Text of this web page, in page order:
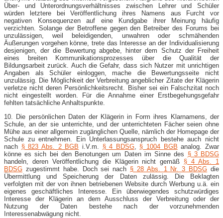
Über- und Unterordnungsverhältnisses zwischen Lehrer und Schüler
würden letztere bei Veröffentlichung ihres Namens aus Furcht vor
negativen Konsequenzen auf eine Kundgabe ihrer Meinung häufig
verzichten. Solange der Betroffene gegen den Betreiber des Forums bei
unzulässigen, weil beleidigenden, unwahren oder schmähenden
Äußerungen vorgehen könne, trete das Interesse an der Individualisierung
desjenigen, der die Bewertung abgebe, hinter dem Schutz der Freiheit
eines breiten Kommunikationsprozesses über die Qualität der
Bildungsarbeit zurück. Auch die Gefahr, dass sich Nutzer mit unrichtigen
Angaben als Schüler einloggen, mache die Bewertungsseite nicht
unzulässig. Die Möglichkeit der Verbreitung angeblicher Zitate der Klägerin
verletze nicht deren Persönlichkeitsrecht. Bisher sei ein Falschzitat noch
nicht eingestellt worden. Für die Annahme einer Erstbegehungsgefahr
fehlten tatsächliche Anhaltspunkte.
10. Die persönlichen Daten der Klägerin in Form ihres Klarnamens, der
Schule, an der sie unterrichte, und der unterrichteten Fächer seien ohne
Mühe aus einer allgemein zugänglichen Quelle, nämlich der Homepage der
Schule zu entnehmen. Ein Unterlassungsanspruch bestehe auch nicht
nach § 823 Abs. 2 BGB i.V.m. § 4 BDSG, § 1004 BGB analog. Zwar
könne es sich bei den Benotungen um Daten im Sinne des § 3 BDSG
handeln, deren Veröffentlichung die Klägerin nicht gemäß § 4 Abs. 1
BDSG zugestimmt habe. Doch sei nach § 28 Abs. 1 Nr. 3 BDSG die
Übermittlung und Speicherung der Daten zulässig. Die Beklagten
verfolgten mit der von ihnen betriebenen Website durch Werbung u.ä. ein
eigenes geschäftliches Interesse. Ein überwiegendes schutzwürdiges
Interesse der Klägerin an dem Ausschluss der Verbreitung oder der
Nutzung der Daten bestehe nach der vorzunehmenden
Interessenabwägung nicht.